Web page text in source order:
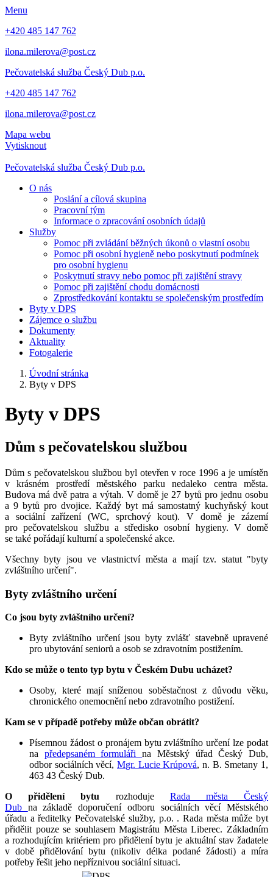
Menu
+420 485 147 762
ilona.milerova@post.cz
Pečovatelská služba Český Dub p.o.
+420 485 147 762
ilona.milerova@post.cz
Mapa webu
Vytisknout
Pečovatelská služba Český Dub p.o.
O nás
Poslání a cílová skupina
Pracovní tým
Informace o zpracování osobních údajů
Služby
Pomoc při zvládání běžných úkonů o vlastní osobu
Pomoc při osobní hygieně nebo poskytnutí podmínek
pro osobní hygienu
Poskytnutí stravy nebo pomoc při zajištění stravy
Pomoc při zajištění chodu domácnosti
Zprostředkování kontaktu se společenským prostředím
Byty v DPS
Zájemce o službu
Dokumenty
Aktuality
Fotogalerie
Úvodní stránka
Byty v DPS
Byty v DPS
Dům s pečovatelskou službou
Dům s pečovatelskou službou byl otevřen v roce 1996 a je umístěn
v krásném prostředí městského parku nedaleko centra města.
Budova má dvě patra a výtah. V domě je 27 bytů pro jednu osobu
a 9 bytů pro dvojice. Každý byt má samostatný kuchyňský kout
a sociální zařízení (WC, sprchový kout). V domě je zázemí
pro pečovatelskou službu a středisko osobní hygieny. V domě
se také pořádají kulturní a společenské akce.
Všechny byty jsou ve vlastnictví města a mají tzv. statut "byty
zvláštního určení".
Byty zvláštního určení
Co jsou byty zvláštního určení?
Byty zvláštního určení jsou byty zvlášť stavebně upravené
pro ubytování seniorů a osob se zdravotním postižením.
Kdo se může o tento typ bytu v Českém Dubu ucházet?
Osoby, které mají sníženou soběstačnost z důvodu věku,
chronického onemocnění nebo zdravotního postižení.
Kam se v případě potřeby může občan obrátit?
Písemnou žádost o pronájem bytu zvláštního určení lze podat
na předepsaném formulářina Městský úřad Český Dub,
odbor sociálních věcí, Mgr. Lucie Krúpová, n. B. Smetany 1,
463 43 Český Dub.
O přidělení bytu rozhoduje Rada města Český
Dub na základě doporučení odboru sociálních věcí Městského
úřadu a ředitelky Pečovatelské služby, p.o. . Rada města může byt
přidělit pouze se souhlasem Magistrátu Města Liberec. Základním
a rozhodujícím kritériem pro přidělení bytu je aktuální stav žadatele
v době přidělování bytu (nikoliv délka podané žádosti) a míra
potřeby řešit jeho nepříznivou sociální situaci.